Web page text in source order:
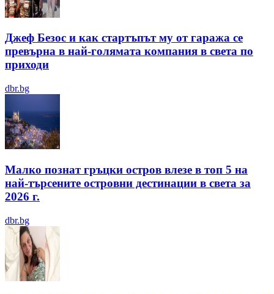
Джеф Безос и как стартъпът му от гаража се
превърна в най-голямата компания в света по
приходи
dbr.bg
Малко познат гръцки остров влезе в топ 5 на
най-търсените островни дестинации в света за
2026 г.
dbr.bg